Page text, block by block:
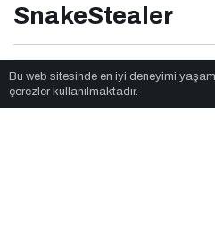
SnakeStealer
Parkulturetarafından
2dk, 42sn
Bu web sitesinde en iyi deneyimi
çerezler kullanılmaktadır.